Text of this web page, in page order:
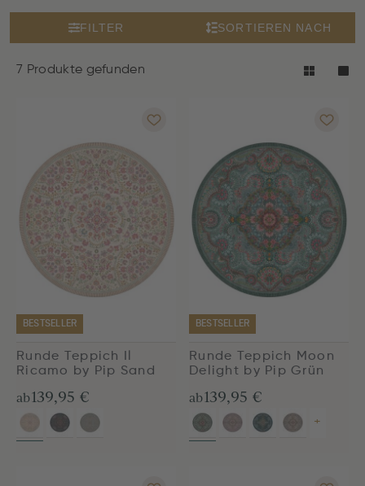
FILTER SORTIEREN NACH
7 Produkte gefunden
BESTSELLER
Runde Teppich Il
Ricamo by Pip Sand
ab139,95 €
BESTSELLER
Runde Teppich Moon
Delight by Pip Grün
ab139,95 €
+